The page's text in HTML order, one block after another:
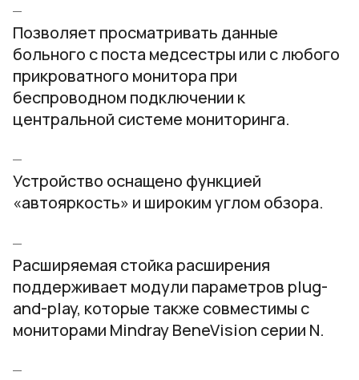
Позволяет просматривать данные
больного с поста медсестры или с любого
прикроватного монитора при
беспроводном подключении к
центральной системе мониторинга.
Устройство оснащено функцией
«автояркость» и широким углом обзора.
Расширяемая стойка расширения
поддерживает модули параметров plug-
and-play, которые также совместимы с
мониторами Mindray BeneVision серии N.